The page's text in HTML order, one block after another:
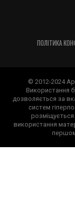
ПОЛІТИКА
© 2012-2024
Використання
дозволяється за
систем
використання